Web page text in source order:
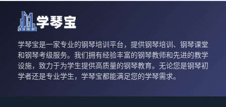
学琴宝是一家专业的钢琴培训平台，提供钢琴培训、钢琴课堂
和钢琴考级服务。我们拥有经验丰富的钢琴教师和先进的教学
设施，致力于为学生提供高质量的钢琴教育。无论您是钢琴初
学者还是专业学生，学琴宝都能满足您的学琴需求。